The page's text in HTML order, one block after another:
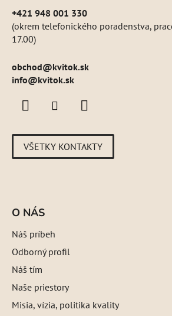
+421 948 001 330
(okrem telefonického poradenstva,
17.00)
obchod@kvitok.sk
info@kvitok.sk
VŠETKY KONTAKTY
O NÁS
Náš príbeh
Odborný profil
Náš tím
Naše priestory
Misia, vízia, politika kvality